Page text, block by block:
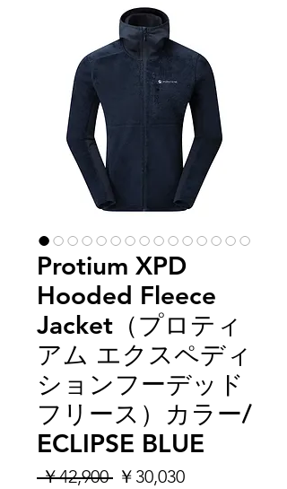
Protium XPD
Hooded Fleece
Jacket（プロティ
アム エクスペディ
ションフーデッド
フリース）カラー/
ECLIPSE BLUE
￥42,900 通￥30,030セ